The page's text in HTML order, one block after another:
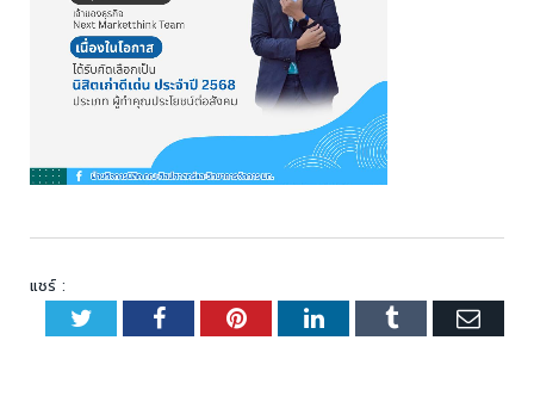
แชร์ :
TwitterFacebookPinterestLinkedInTumblr